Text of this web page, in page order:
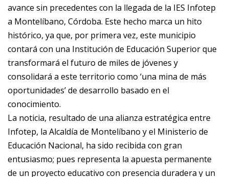
avance sin precedentes con la llegada de la IES Infotep
a Montelíbano, Córdoba. Este hecho marca un hito
histórico, ya que, por primera vez, este municipio
contará con una Institución de Educación Superior que
transformará el futuro de miles de jóvenes y
consolidará a este territorio como ‘una mina de más
oportunidades’ de desarrollo basado en el
conocimiento.
La noticia, resultado de una alianza estratégica entre
Infotep, la Alcaldía de Montelíbano y el Ministerio de
Educación Nacional, ha sido recibida con gran
entusiasmo; pues representa la apuesta permanente
de un proyecto educativo con presencia duradera y un